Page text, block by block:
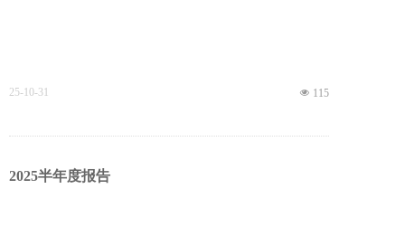
넶 115
25-10-31
2025半年度报告